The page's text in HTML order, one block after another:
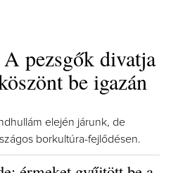
pezsgők divatja
be igazán
elején járunk, de
borkultúra-fejlődésen.